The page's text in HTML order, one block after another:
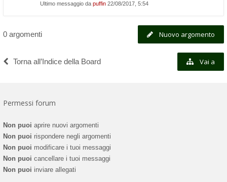
Ultimo messaggio da puffin 22/08/2017, 5:54
Nuovo argomento
0 argomenti
Torna all’Indice della Board Vai a
Permessi forum
Non puoi aprire nuovi argomenti
Non puoi rispondere negli argomenti
Non puoi modificare i tuoi messaggi
Non puoi cancellare i tuoi messaggi
Non puoi inviare allegati